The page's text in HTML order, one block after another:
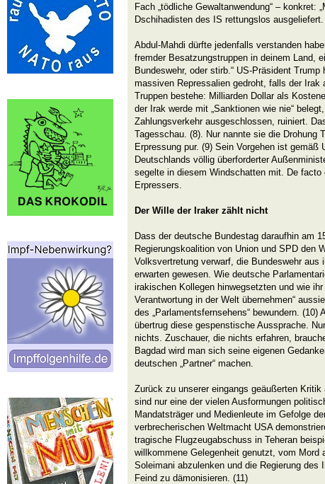
Fach „tödliche Gewaltanwendung“ – konkret:
Dschihadisten des IS rettungslos ausgeliefert.
Abdul-Mahdi dürfte jedenfalls verstanden
fremder Besatzungstruppen in deinem Land,
Bundeswehr, oder stirb.“ US-Präsident
massiven Repressalien gedroht, falls der Irak
Truppen bestehe: Milliarden Dollar als
der Irak werde mit „Sanktionen wie nie“
Zahlungsverkehr ausgeschlossen, ruiniert.
Tagesschau. (8). Nur nannte sie die Drohung
Erpressung pur. (9) Sein Vorgehen ist gemäß
Deutschlands völlig überforderter
segelte in diesem Windschatten mit. De facto
Erpressers.
Der Wille der Iraker zählt nicht
Dass der deutsche Bundestag daraufhin am
Regierungskoalition von Union und SPD den
Volksvertretung verwarf, die Bundeswehr aus
erwarten gewesen. Wie deutsche
irakischen Kollegen hinwegsetzten und wie
Verantwortung in der Welt übernehmen“
des „Parlamentsfernsehens“ bewundern. (10)
übertrug diese gespenstische Aussprache.
nichts. Zuschauer, die nichts erfahren,
Bagdad wird man sich seine eigenen
deutschen „Partner“ machen.
Zurück zu unserer eingangs geäußerten
sind nur eine der vielen Ausformungen
Mandatsträger und Medienleute im Gefolge
verbrecherischen Weltmacht USA
tragische Flugzeugabschuss in Teheran
willkommene Gelegenheit genutzt, vom Mord
Soleimani abzulenken und die Regierung des
Feind zu dämonisieren. (11)